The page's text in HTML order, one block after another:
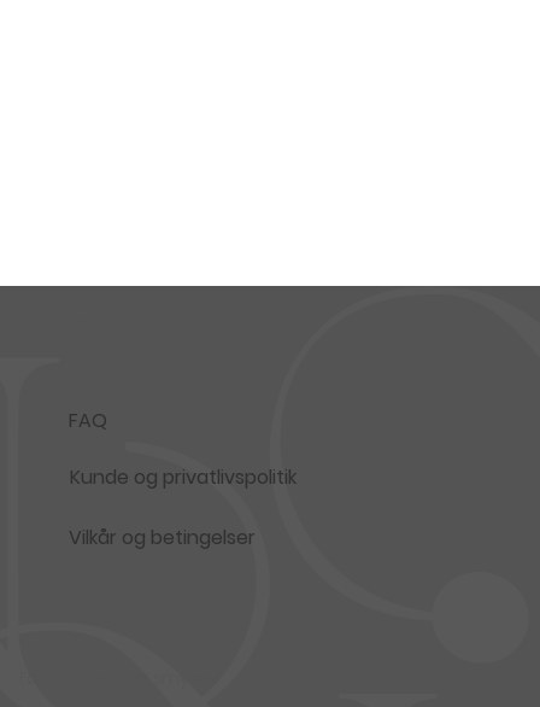
Kunde og privatlivspolitik
Vilkår og betingelser
FAQ